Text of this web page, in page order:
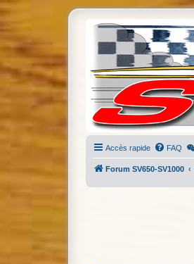
Accès rapide FAQ
Forum SV650-SV1000